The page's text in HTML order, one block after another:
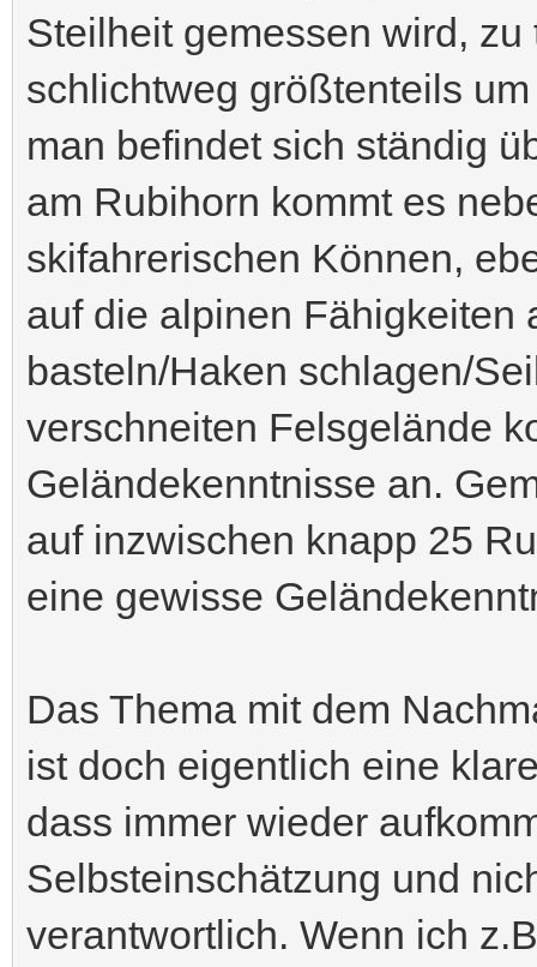
Steilheit gemessen wird,
schlichtweg größtenteils
man befindet sich ständig
am Rubihorn kommt es
skifahrerischen Können,
auf die alpinen Fähigkeiten
basteln/Haken schlagen/
verschneiten Felsgelände
Geländekenntnisse an.
auf inzwischen knapp 25
eine gewisse
Das Thema mit dem
ist doch eigentlich eine
dass immer wieder
Selbsteinschätzung und
verantwortlich. Wenn ich